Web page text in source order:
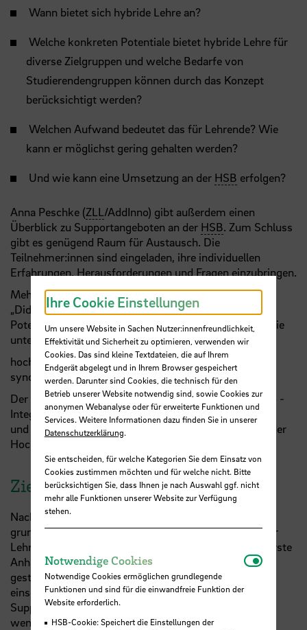
Wann bietet sich hybride Lehre an?
Welche konkreten Potentiale bietet hybride Lehre für
diverse Zielgruppen und welche Bedarfe von
Studierendengruppen können durch das Konzept
berücksichtigt werden?
Welchen Aufwand bedeutet das für Lehrende? Wie
kann er möglichst gering gehalten werden?
Und wie kann eine Umsetzung an der HSB erfolgen?
Anna Peschke (ZLL /AddInno) gibt außerdem einen
Überblick zu Supportangeboten an der HSB. Zum Schluss
gibt es genügend Raum für Austausch. Die
Teilnehmer:innen sind eingeladen, ihre individuellen
Erfahrungen, Herausforderungen und Fragen einzubringen.
Mehr zum Thema? Das HFD-Diskussionspapier
„Didaktische Herausforderungen und strategische
Potenziale hybrider synchroner Lehre“ (2024) finden Sie
unter diesem Link:
hochschulforumdigitalisierung.de/news/hybride-
synchrone-lehre/
Der Workshop wird aus Mitteln des Projekts "AddInno -
Integrierter Ansatz der digitalen Innovation in Studium
und Lehre" (gefördert von der "Stiftung Innovation in der
Hochschullehre") finanziert.
Zielsetzung
Nach dem Workshop haben Teilnehmende ein
grundlegendes Verständnis der Möglichkeiten hybrider
Lehre für heterogene Zielgruppen. Sie verfügen über erste
Anhaltspunkte, wie hybride Lehre diversitätssensibel
gestaltet werden kann. Die Teilnehmenden können
einschätzen, an welche Ansprechpartner*innen und
Supportangebote an der HSB sie sich diesbezüglich
wenden können.
Ihre Cookie Einstellungen
Um unsere Website in Sachen Nutzer:innenfreundlichkeit,
Effektivität und Sicherheit zu optimieren, verwenden wir
Cookies. Das sind kleine Textdateien, die auf Ihrem
Endgerät abgelegt und in Ihrem Browser gespeichert
werden. Darunter sind Cookies, die technisch für den
Betrieb unserer Website notwendig sind, sowie Cookies zur
anonymen Webanalyse oder für erweiterte Funktionen und
Services. Weitere Informationen dazu finden Sie in unserer
Datenschutzerklärung.
Sie entscheiden, für welche Kategorien Sie dem Einsatz von
Cookies zustimmen möchten und für welche nicht. Bitte
berücksichtigen Sie, dass Ihnen je nach Auswahl ggf. nicht
mehr alle Funktionen unserer Website zur Verfügung
stehen.
Notwendige Cookies
Notwendige Cookies ermöglichen grundlegende
Funktionen und sind für die einwandfreie Funktion der
Website erforderlich.
HSB-Cookie: Speichert die Einstellungen der